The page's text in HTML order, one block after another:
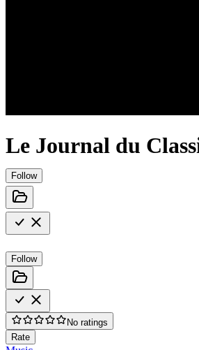
Le Journal du
Follow
Follow
No ratings
Rate